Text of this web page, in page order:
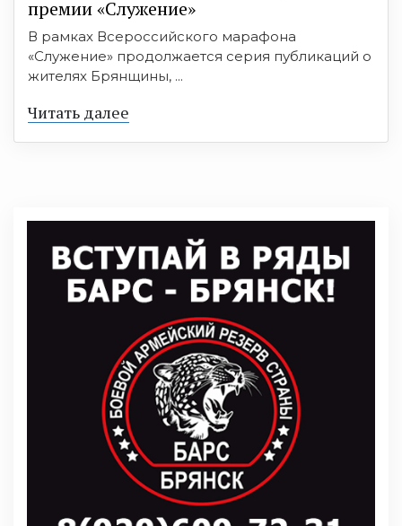
премии «Служение»
В рамках Всероссийского марафона
«Служение» продолжается серия публикаций о
жителях Брянщины, ...
Читать далее